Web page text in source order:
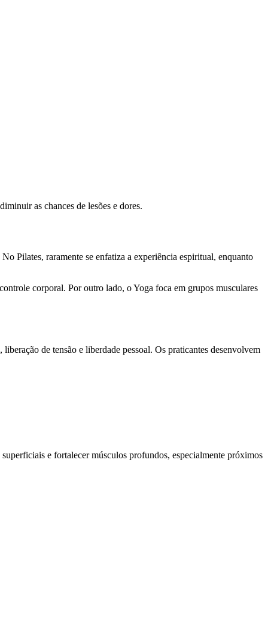
as chances de lesões e dores.
Pilates, raramente se enfatiza a experiência espiritual, enquanto
corporal. Por outro lado, o Yoga foca em grupos musculares
de tensão e liberdade pessoal. Os praticantes desenvolvem
e fortalecer músculos profundos, especialmente próximos